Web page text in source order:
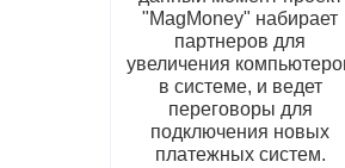
"MagMoney" набирает
партнеров для
увеличения
в системе, и ведет
переговоры для
подключения новых
платежных систем.